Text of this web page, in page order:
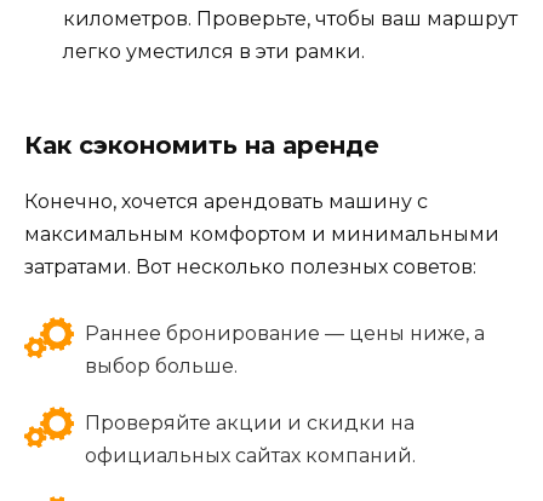
километров. Проверьте, чтобы ваш маршрут
легко уместился в эти рамки.
Как сэкономить на аренде
Конечно, хочется арендовать машину с
максимальным комфортом и минимальными
затратами. Вот несколько полезных советов:
Раннее бронирование — цены ниже, а
выбор больше.
Проверяйте акции и скидки на
официальных сайтах компаний.